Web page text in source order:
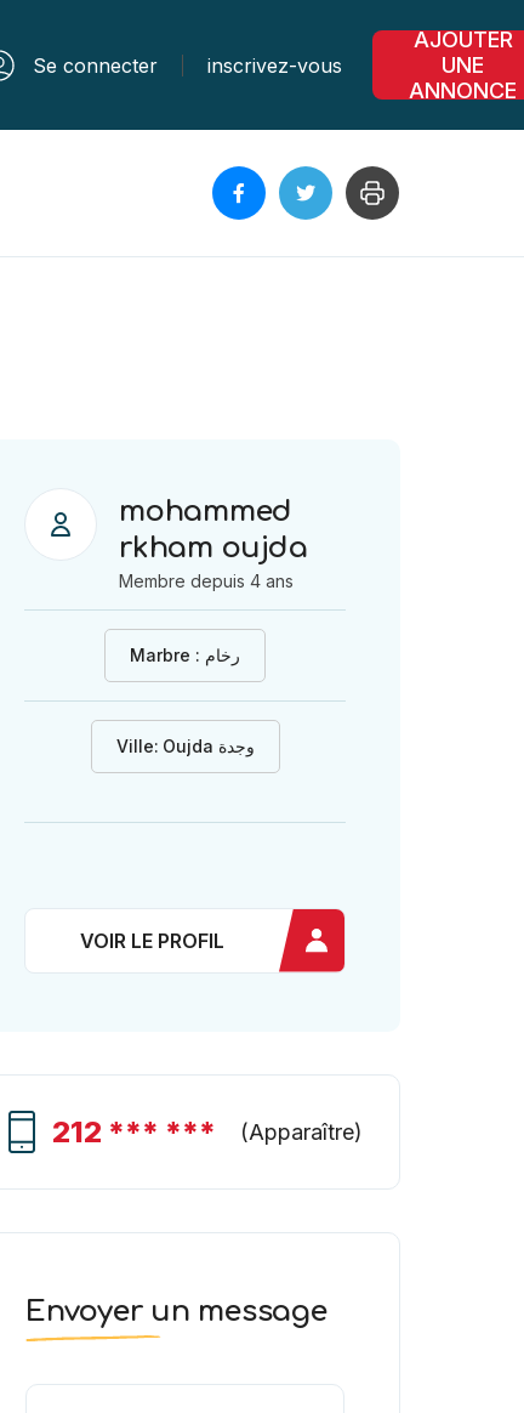
Se connecter inscrivez-vous
AJOUTER
UNE
ANNONCE
mohammed
rkham oujda
Membre depuis 4 ans
Marbre : رخام
Ville: Oujda وجدة
VOIR LE PROFIL
212 *** *** (Apparaître)
Envoyer un message